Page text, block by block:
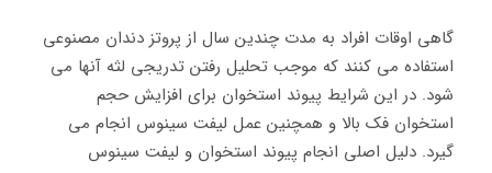
گاهی اوقات افراد به مدت چندین سال از پروتز دندان مصنوعی
استفاده می کنند که موجب تحلیل رفتن تدریجی لثه آنها می
شود. در این شرایط پیوند استخوان برای افزایش حجم
استخوان فک بالا و همچنین عمل لیفت سینوس انجام می
گیرد. دلیل اصلی انجام پیوند استخوان و لیفت سینوس